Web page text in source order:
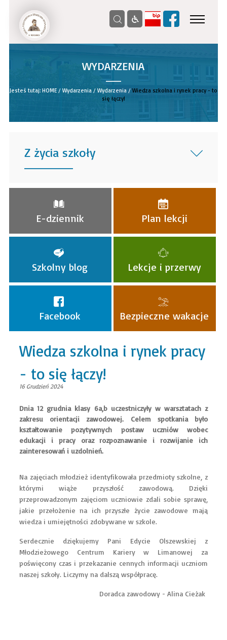
WYDARZENIA
__
Jesteś tutaj: HOME/ Wydarzenia/ Wydarzenia/ Wiedza szkolna i rynek pracy - to
się łączy!
Z życia szkoły
______
E-dziennik Plan lekcji
Szkolny blog Lekcje i przerwy
Facebook Bezpieczne wakacje
Wiedza szkolna i rynek pracy
- to się łączy!
16 Grudzień 2024
Dnia 12 grudnia klasy 6a,b uczestniczyły w warsztatach z
zakresu orientacji zawodowej. Celem spotkania było
kształtowanie pozytywnych postaw uczniów wobec
edukacji i pracy oraz rozpoznawanie i rozwijanie ich
zainteresowań i uzdolnień.
Na zajęciach młodzież identyfikowała przedmioty szkolne, z
którymi wiąże przyszłość zawodową. Dzięki
przeprowadzonym zajęciom uczniowie zdali sobie sprawę,
jakie przełożenie na ich przyszłe życie zawodowe mają
wiedza i umiejętności zdobywane w szkole.
Serdecznie dziękujemy Pani Edycie Olszewskiej z
Młodzieżowego Centrum Kariery w Limanowej za
poświęcony czas i przekazanie cennych informacji uczniom
naszej szkoły. Liczymy na dalszą współpracę.
Doradca zawodowy - Alina Cieżak